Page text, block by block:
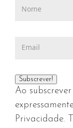
Ao
Privacidade.